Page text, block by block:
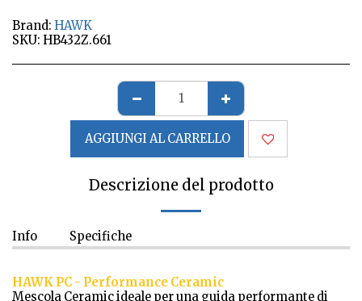
Brand: HAWK
SKU: HB432Z.661
AGGIUNGI AL CARRELLO
Descrizione del prodotto
Info Specifiche
HAWK PC - Performance Ceramic
Mescola Ceramic ideale per una guida performante di